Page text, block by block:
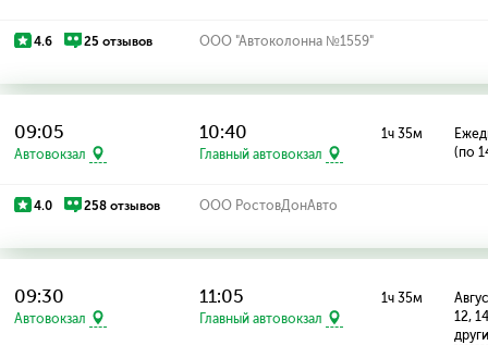
4.6 25 отзывов ООО "Автоколонна №1559"
09:05
Автовокзал
10:40
Главный автовокзал
1ч 35м
(по
4.0 258 отзывов ООО РостовДонАвто
09:30
Автовокзал
11:05
Главный автовокзал
1ч 35м
12,